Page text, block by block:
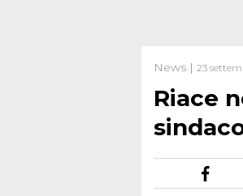
News | 23
Riace